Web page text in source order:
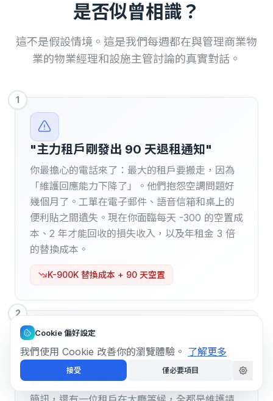
是否似曾相識？
這不是假設情境。這是我們每週都在與管理商業物
業的物業經理和設施主管討論的真實對話。
1
"主力租戶剛發出 90 天退租通知"
你最擔心的電話來了：最大的租戶要搬走，因為
「維護回應能力下降了」。他們抱怨空調問題好
幾個月了。工單在電子郵件、語音信箱和桌上的
便利貼之間遺失。現在你面臨每天 -300 的空置成
本、2 年才能回收的損失收入，以及年租金 3 倍
的替換成本。
K-900K 替換成本 + 90 天空置
2
"請求從四面八方湧入"
週一早上 9 點：14 封郵件、7 通語音留言、3 條
Cookie 偏好設定
我們使用 Cookie 改善你的瀏覽體驗。 了解更多
接受 僅必要項目